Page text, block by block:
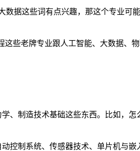
据这些词有点兴趣，那这个专业可
些老牌专业跟人工智能、大数据、
、制造技术基础这些东西。比如，
控制系统、传感器技术、单片机与